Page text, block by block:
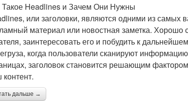
Такое Headlines и Зачем Они Нужны
или заголовки, являются одними из самых
материал или новостная заметка. Хорошо
заинтересовать его и побудить к
когда пользователи сканируют
заголовок становится решающим
дальше →